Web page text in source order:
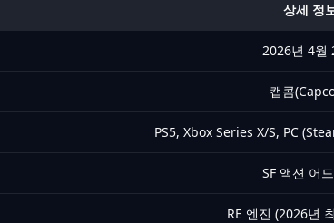
상세 정
2026년 4월
캡콤
PS5, Xbox Series X/S, PC
SF 액션 어
RE 엔진 (2026년